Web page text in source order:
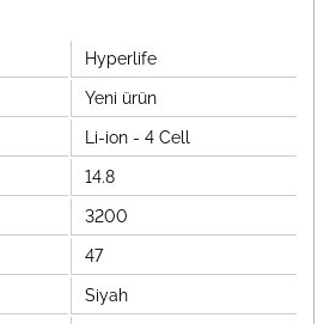
Hyperlife
Yeni ürün
Li-ion - 4 Cell
14.8
3200
47
Siyah